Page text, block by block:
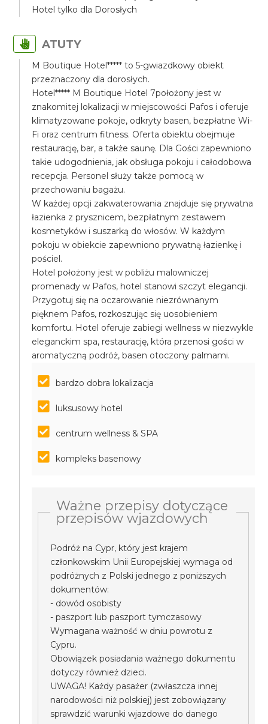
Hotel tylko dla Dorosłych
ATUTY
M Boutique Hotel***** to 5-gwiazdkowy obiekt
przeznaczony dla dorosłych.
Hotel***** M Boutique Hotel 7położony jest w
znakomitej lokalizacji w miejscowości Pafos i oferuje
klimatyzowane pokoje, odkryty basen, bezpłatne Wi-
Fi oraz centrum fitness. Oferta obiektu obejmuje
restaurację, bar, a także saunę. Dla Gości zapewniono
takie udogodnienia, jak obsługa pokoju i całodobowa
recepcja. Personel służy także pomocą w
przechowaniu bagażu.
W każdej opcji zakwaterowania znajduje się prywatna
łazienka z prysznicem, bezpłatnym zestawem
kosmetyków i suszarką do włosów. W każdym
pokoju w obiekcie zapewniono prywatną łazienkę i
pościel.
Hotel położony jest w pobliżu malowniczej
promenady w Pafos, hotel stanowi szczyt elegancji.
Przygotuj się na oczarowanie niezrównanym
pięknem Pafos, rozkoszując się uosobieniem
komfortu. Hotel oferuje zabiegi wellness w niezwykle
eleganckim spa, restaurację, która przenosi gości w
aromatyczną podróż, basen otoczony palmami.
bardzo dobra lokalizacja
luksusowy hotel
centrum wellness & SPA
kompleks basenowy
Ważne przepisy dotyczące
przepisów wjazdowych
Podróż na Cypr, który jest krajem
członkowskim Unii Europejskiej wymaga od
podróżnych z Polski jednego z poniższych
dokumentów:
- dowód osobisty
- paszport lub paszport tymczasowy
Wymagana ważność w dniu powrotu z
Cypru.
Obowiązek posiadania ważnego dokumentu
dotyczy również dzieci.
UWAGA! Każdy pasażer (zwłaszcza innej
narodowości niż polskiej) jest zobowiązany
sprawdzić warunki wjazdowe do danego